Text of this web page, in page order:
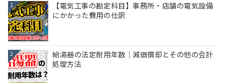
1
【電気工事の勘定科目】事務所・店舗の電気設備
にかかった費用の仕訳
2
給湯器の法定耐用年数｜減価償却とその他の会計
処理方法